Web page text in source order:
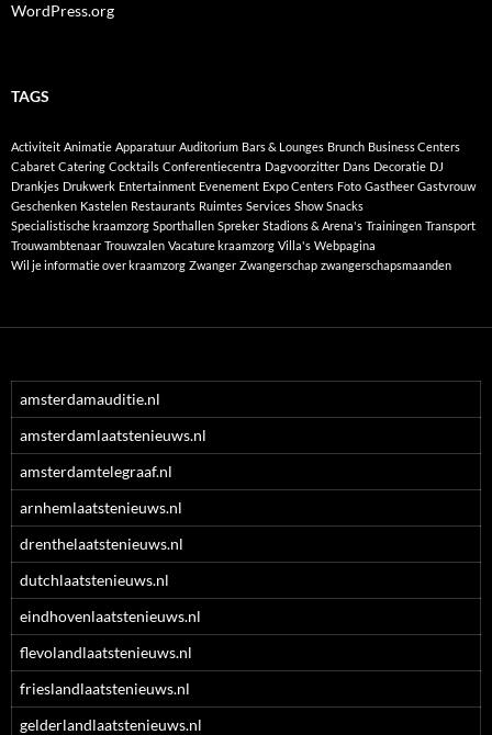
WordPress.org
TAGS
Activiteit Animatie Apparatuur Auditorium Bars & Lounges Brunch Business Centers
Cabaret Catering Cocktails Conferentiecentra Dagvoorzitter Dans Decoratie DJ
Drankjes Drukwerk Entertainment Evenement Expo Centers Foto Gastheer Gastvrouw
Geschenken Kastelen Restaurants Ruimtes Services Show Snacks
Specialistische kraamzorg Sporthallen Spreker Stadions & Arena's Trainingen Transport
Trouwambtenaar Trouwzalen Vacature kraamzorg Villa's Webpagina
Wil je informatie over kraamzorg Zwanger Zwangerschap zwangerschapsmaanden
amsterdamauditie.nl
amsterdamlaatstenieuws.nl
amsterdamtelegraaf.nl
arnhemlaatstenieuws.nl
drenthelaatstenieuws.nl
dutchlaatstenieuws.nl
eindhovenlaatstenieuws.nl
flevolandlaatstenieuws.nl
frieslandlaatstenieuws.nl
gelderlandlaatstenieuws.nl